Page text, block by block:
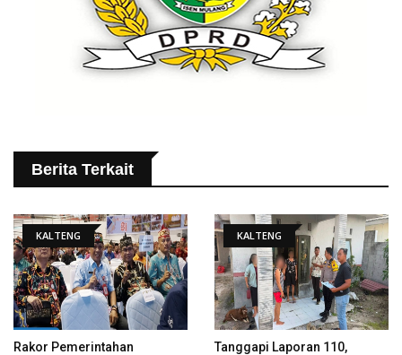
Berita Terkait
KALTENG
Rakor Pemerintahan
KALTENG
Tanggapi Laporan 110,